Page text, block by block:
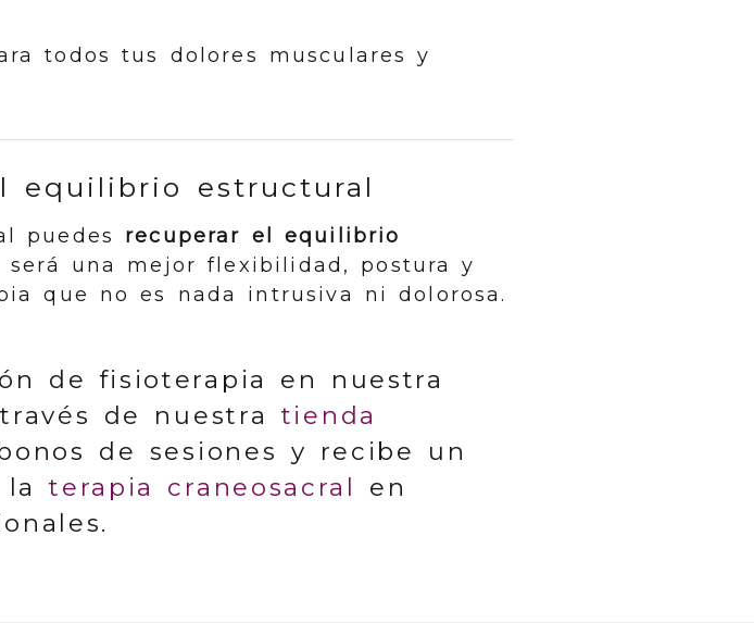
todos tus dolores musculares y
equilibrio estructural
puedes recuperar el equilibrio
una mejor flexibilidad, postura y
que no es nada intrusiva ni dolorosa.
de fisioterapia en nuestra
de nuestratienda
de sesiones y recibe un
laterapia craneosacral
en